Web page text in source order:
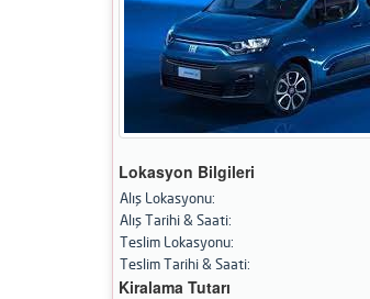
Lokasyon Bilgileri
Alış Lokasyonu:
Alış Tarihi & Saati:
Teslim Lokasyonu:
Teslim Tarihi & Saati:
Kiralama Tutarı